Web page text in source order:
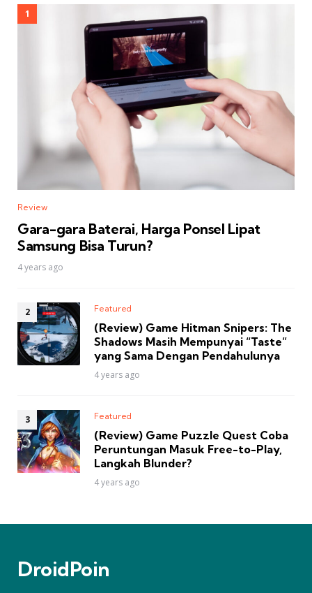
Review
Gara-gara Baterai, Harga Ponsel Lipat
Samsung Bisa Turun?
4 years ago
Featured
(Review) Game Hitman Snipers: The
Shadows Masih Mempunyai “Taste”
yang Sama Dengan Pendahulunya
4 years ago
Featured
(Review) Game Puzzle Quest Coba
Peruntungan Masuk Free-to-Play,
Langkah Blunder?
4 years ago
DroidPoin